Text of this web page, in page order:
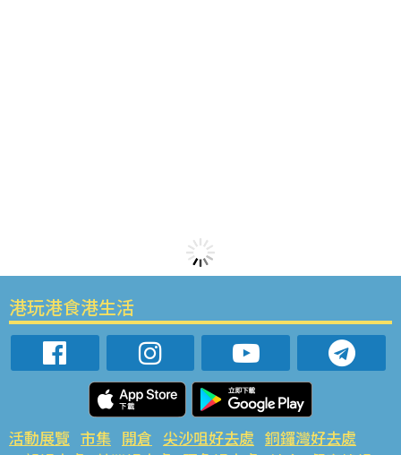
港玩港食港生活
活動展覽 市集 開倉 尖沙咀好去處 銅鑼灣好去處